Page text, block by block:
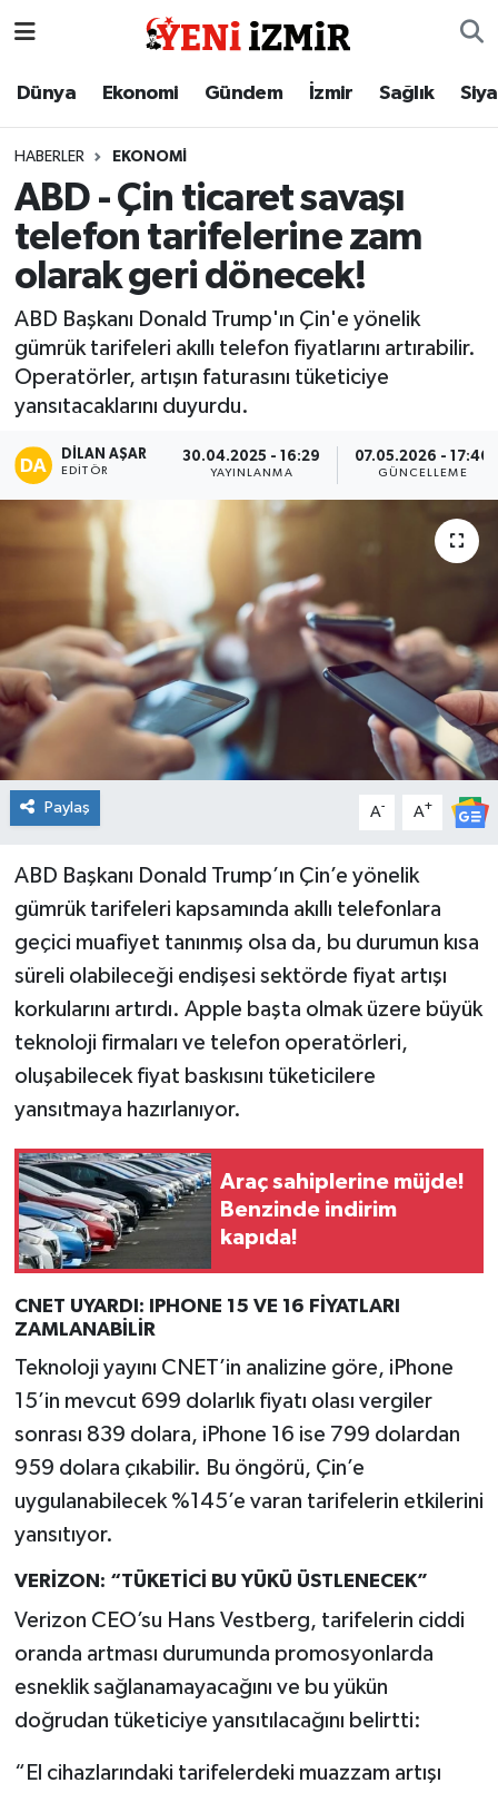
Dünya Ekonomi Gündem İzmir Sağlık
HABERLER EKONOMI
ABD - Çin ticaret savaşı
telefon tarifelerine zam
olarak geri dönecek!
ABD Başkanı Donald Trump'ın Çin'e yönelik
gümrük tarifeleri akıllı telefon fiyatlarını artırabilir.
Operatörler, artışın faturasını tüketiciye
yansıtacaklarını duyurdu.
DILAN AŞAR
EDITÖR
30.04.2025 - 16:29
YAYINLANMA
07.05.2026 - 17:46
GÜNCELLEME
Paylaş A- A+
ABD Başkanı Donald Trump’ın Çin’e yönelik
gümrük tarifeleri kapsamında akıllı telefonlara
geçici muafiyet tanınmış olsa da, bu durumun kısa
süreli olabileceği endişesi sektörde fiyat artışı
korkularını artırdı. Apple başta olmak üzere büyük
teknoloji firmaları ve telefon operatörleri,
oluşabilecek fiyat baskısını tüketicilere
yansıtmaya hazırlanıyor.
Araç sahiplerine müjde!
Benzinde indirim
kapıda!
CNET UYARDI: IPHONE 15 VE 16 FİYATLARI
ZAMLANABİLİR
Teknoloji yayını CNET’in analizine göre, iPhone
15’in mevcut 699 dolarlık fiyatı olası vergiler
sonrası 839 dolara, iPhone 16 ise 799 dolardan
959 dolara çıkabilir. Bu öngörü, Çin’e
uygulanabilecek %145’e varan tarifelerin etkilerini
yansıtıyor.
VERİZON: “TÜKETİCİ BU YÜKÜ ÜSTLENECEK”
Verizon CEO’su Hans Vestberg, tarifelerin ciddi
oranda artması durumunda promosyonlarda
esneklik sağlanamayacağını ve bu yükün
doğrudan tüketiciye yansıtılacağını belirtti:
“El cihazlarındaki tarifelerdeki muazzam artışı
Dünya
Gündem
İzmir
Sağlık
Siyaset
Spor
Teknoloji
Tatil ve Seyahat
Çevre
Okul Gazetesi
İzmir Nöbetçi Eczaneler
İzmir Namaz Vakitleri
İzmir Trafik Yoğunluk Haritası
Süper Lig Puan Durumu ve Fikstür
Tüm Manşetler